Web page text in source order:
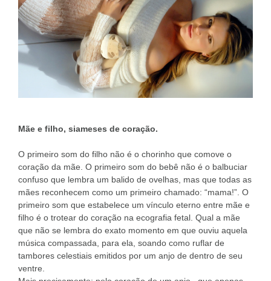
Mãe e filho, siameses de coração.
O primeiro som do filho não é o chorinho que comove o
coração da mãe. O primeiro som do bebê não é o balbuciar
confuso que lembra um balido de ovelhas, mas que todas as
mães reconhecem como um primeiro chamado: “mama!”. O
primeiro som que estabelece um vínculo eterno entre mãe e
filho é o trotear do coração na ecografia fetal. Qual a mãe
que não se lembra do exato momento em que ouviu aquela
música compassada, para ela, soando como ruflar de
tambores celestiais emitidos por um anjo de dentro de seu
ventre.